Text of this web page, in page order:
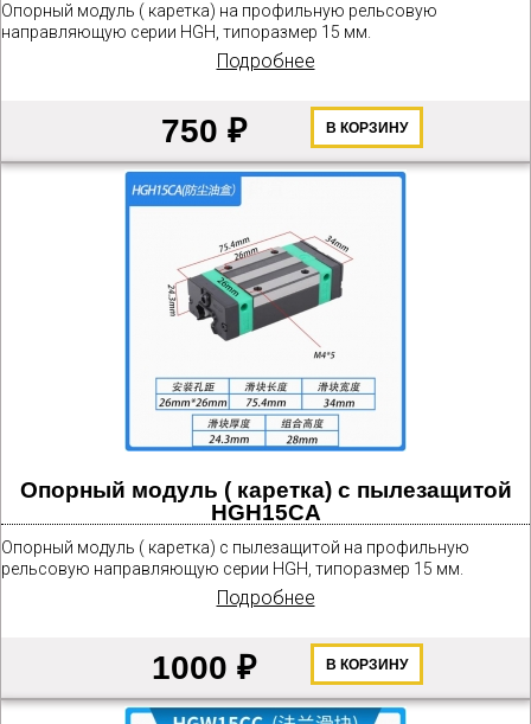
Опорный модуль ( каретка) на профильную рельсовую
направляющую серии HGH, типоразмер 15 мм.
Подробнее
750 ₽ В КОРЗИНУ
Опорный модуль ( каретка) с пылезащитой
HGH15CA
Опорный модуль ( каретка) с пылезащитой на профильную
рельсовую направляющую серии HGH, типоразмер 15 мм.
Подробнее
1000 ₽ В КОРЗИНУ